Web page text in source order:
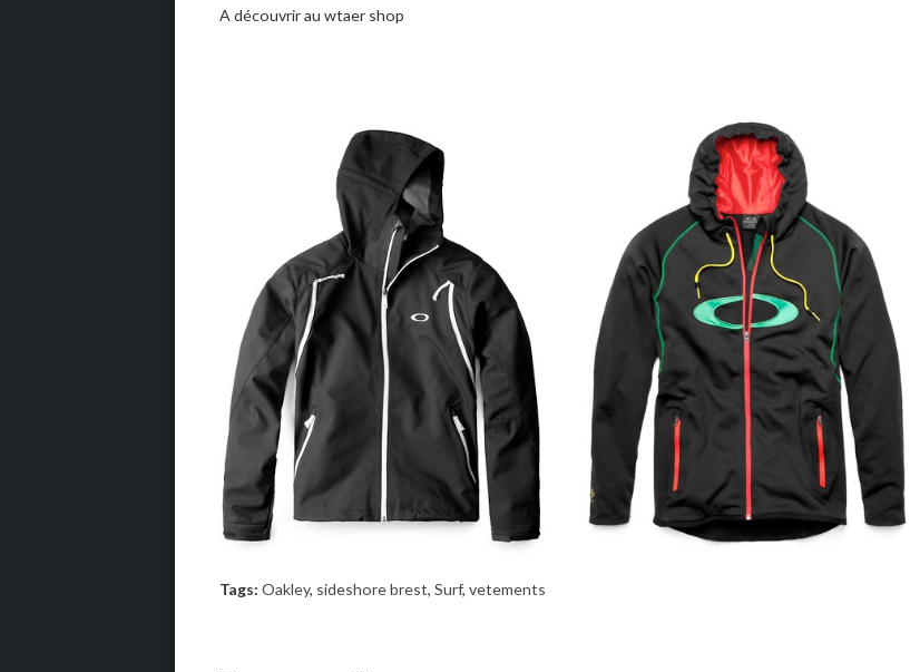
A découvrir au wtaer shop
Tags: Oakley, sideshore brest, Surf, vetements